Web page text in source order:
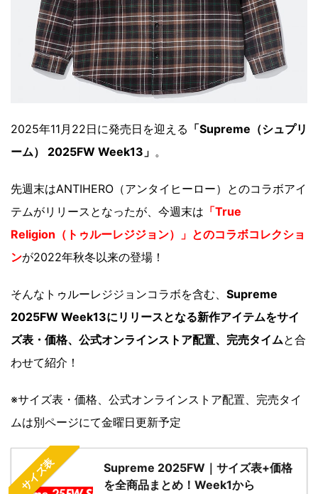
2025年11月22日に発売日を迎える 「Supreme（シュプリ
ーム） 2025FW Week13」 。
先週末はANTIHERO（アンタイヒーロー）とのコラボアイ
テムがリリースとなったが、今週末は 「True
Religion（トゥルーレジジョン）」とのコラボコレクショ
ンが2022年秋冬以来の登場！
そんなトゥルーレジジョンコラボを含む、 Supreme
2025FW Week13にリリースとなる新作アイテムをサイ
ズ表・価格、公式オンラインストア配置、完売タイムと合
わせて紹介！
※サイズ表・価格、公式オンラインストア配置、完売タイ
ムは別ページにて金曜日更新予定
サイズ表
Supreme 2025FW｜サイズ表+価格
を全商品まとめ！Week1から